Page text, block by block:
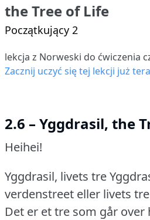
the Tree of Life
Początkujący 2
lekcja z Norweski do ćwiczenia
Zacznij uczyć się tej lekcji już
2.6 – Yggdrasil, the
Heihei!
Yggdrasil, livets tre
verdenstreet eller livets
Det er et tre som går over